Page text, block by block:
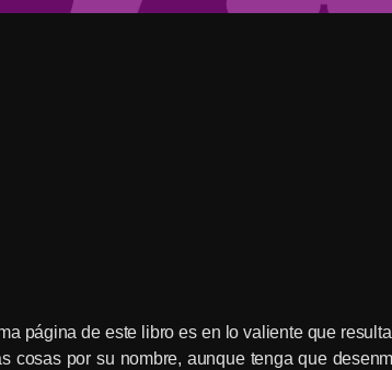
página de este libro es en lo valiente que
cosas por su nombre, aunque tenga que